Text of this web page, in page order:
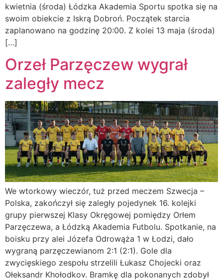
kwietnia (środa) Łódzka Akademia Sportu spotka się na
swoim obiekcie z Iskrą Dobroń. Początek starcia
zaplanowano na godzinę 20:00. Z kolei 13 maja (środa)
[…]
Orzeł Parzęczew wygrał
zaległy mecz
We wtorkowy wieczór, tuż przed meczem Szwecja –
Polska, zakończył się zaległy pojedynek 16. kolejki
grupy pierwszej Klasy Okręgowej pomiędzy Orłem
Parzęczewa, a Łódzką Akademia Futbolu. Spotkanie, na
boisku przy alei Józefa Odrowąża 1 w Łodzi, dało
wygraną parzęczewianom 2:1 (2:1). Gole dla
zwycięskiego zespołu strzelili Łukasz Chojecki oraz
Ołeksandr Khołodkov. Bramkę dla pokonanych zdobył